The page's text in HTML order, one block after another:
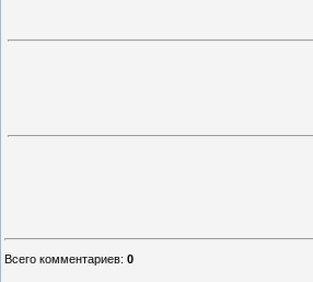
Всего комментариев: 0